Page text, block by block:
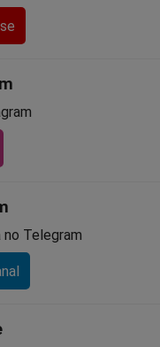
Telegram